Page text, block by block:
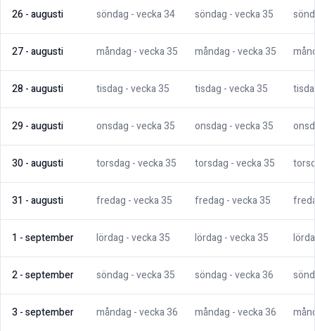
26-augusti söndag - vecka34 söndag - vecka35
27-augusti måndag - vecka35 måndag - vecka35
28-augusti tisdag - vecka35 tisdag - vecka35
29-augusti onsdag - vecka35 onsdag - vecka35
30-augusti torsdag - vecka35 torsdag - vecka35
31 -augusti fredag - vecka35 fredag - vecka35
1 -september lördag - vecka35 lördag - vecka35
2-september söndag - vecka35 söndag - vecka36
3 -september måndag - vecka36 måndag - vecka36